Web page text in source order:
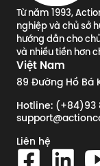
Từ năm 1993,
nghiệp và chủ sở
hướng dẫn cho
và nhiều tiền hơn
Việt Nam
89 Đường Hồ Bá
Hotline: (+84)93
Liên hệ